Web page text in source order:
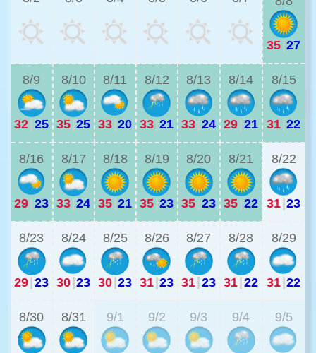
35|27
8/9
32|25
8/10
35|25
8/11
33|20
8/12
33|21
8/13
33|24
8/14
29|21
8/15
31|22
8/16
29|23
8/17
33|24
8/18
35|21
8/19
35|23
8/20
35|23
8/21
35|22
8/22
31|23
8/23
29|23
8/24
30|23
8/25
30|23
8/26
31|23
8/27
31|23
8/28
31|22
8/29
31|22
8/30 8/31 9/1 9/2 9/3 9/4 9/5